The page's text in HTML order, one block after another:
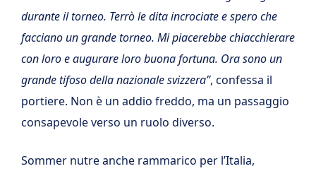
durante il torneo. Terrò le dita incrociate e spero che
facciano un grande torneo. Mi piacerebbe chiacchierare
con loro e augurare loro buona fortuna. Ora sono un
grande tifoso della nazionale svizzera”, confessa il
portiere. Non è un addio freddo, ma un passaggio
consapevole verso un ruolo diverso.
Sommer nutre anche rammarico per l’Italia,